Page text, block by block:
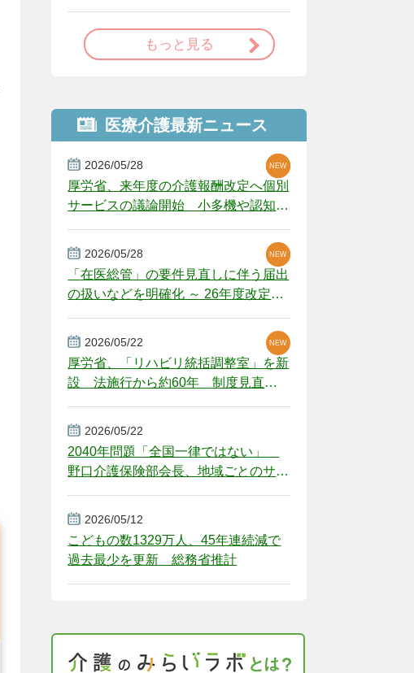
もっと見る
医療介護最新ニュース
2026/05/28
厚労省、来年度の介護報酬改定へ個別
サービスの議論開始 小多機や認知症
NEW
NEW
NEW
2026/05/28
「在医総管」の要件見直しに伴う届出
の扱いなどを明確化 ～ 26年度改定疑
NEW
NEW
2026/05/22
厚労省、「リハビリ統括調整室」を新
設 法施行から約60年 制度見直し
NEW
2026/05/22
2040年問題「全国一律ではない」
野口介護保険部会長、地域ごとのサー
2026/05/12
こどもの数1329万人、45年連続減で
過去最少を更新 総務省推計